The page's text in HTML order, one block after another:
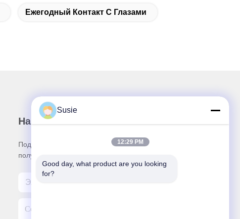
Ежегодный Контакт С Глазами
Наш бюллетень
Подпишитесь на нашу информационную рассылку для
получения скидок и прочего.
Susie
12:29 PM
Good day, what product are you looking
for?